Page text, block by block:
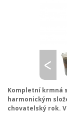
Kompletní krmná
harmonickým
chovatelský rok.